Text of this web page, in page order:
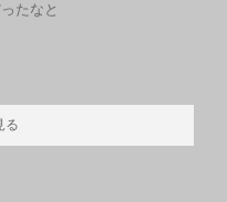
たなと
る